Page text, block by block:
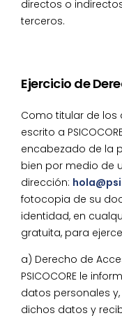
directos o
terceros.
Ejercicio de
Como titular de los
escrito a
encabezado de la
bien por medio de
dirección:
fotocopia de su
identidad, en
gratuita, para
a) Derecho de
PSICOCORE le
datos personales
dichos datos y